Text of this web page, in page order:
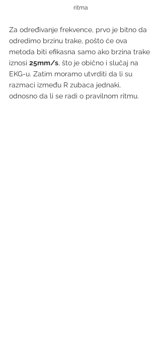
ritma
Za određivanje frekvence, prvo je bitno da
odredimo brzinu trake, pošto će ova
metoda biti efikasna samo ako brzina trake
iznosi 25mm/s, što je obično i slučaj na
EKG-u. Zatim moramo utvrditi da li su
razmaci između R zubaca jednaki,
odnosno da li se radi o pravilnom ritmu.